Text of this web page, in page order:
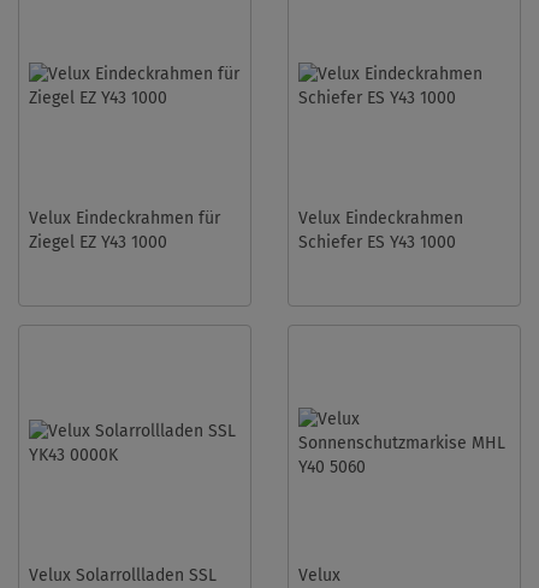
Velux Eindeckrahmen für
Ziegel EZ Y43 1000
Velux Eindeckrahmen
Schiefer ES Y43 1000
Velux Solarrollladen SSL
Velux